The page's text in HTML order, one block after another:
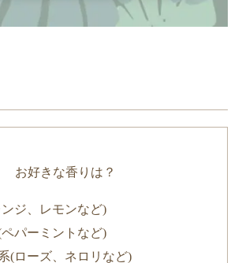
お好きな香りは？
ンジ、レモンなど)
ペパーミントなど)
(ローズ、ネロリなど)